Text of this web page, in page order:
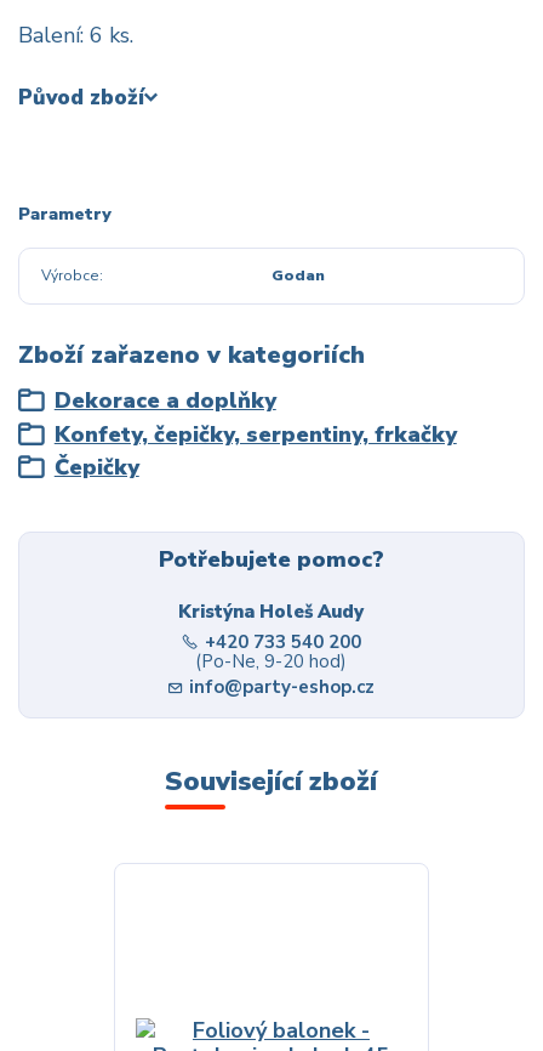
Balení: 6 ks.
Původ zboží
Parametry
Výrobce Godan
Zboží zařazeno v kategoriích
Dekorace a doplňky
Konfety, čepičky, serpentiny, frkačky
Čepičky
Potřebujete pomoc?
Kristýna Holeš Audy
+420 733 540 200
(Po-Ne, 9-20 hod)
info@party-eshop.cz
Související zboží